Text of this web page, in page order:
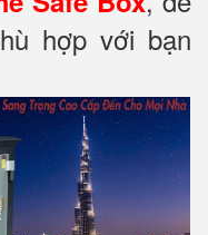
hợp với bạn